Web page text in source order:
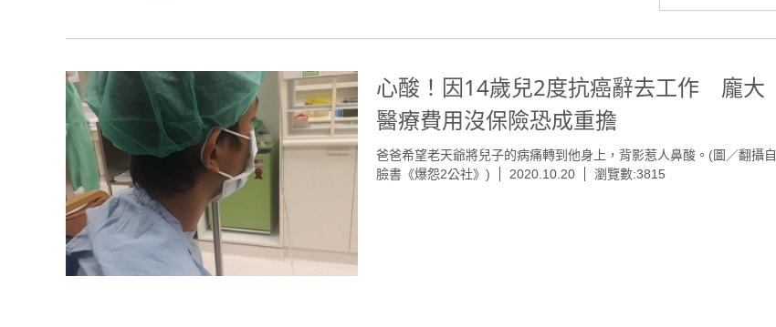
心酸！因14歲兒2度抗癌辭去工作 龐大
醫療費用沒保險恐成重擔
爸爸希望老天爺將兒子的病痛轉到他身上，背影惹人鼻酸。(圖／翻攝自
臉書《爆怨2公社》)
2020.10.20 瀏覽數:3815